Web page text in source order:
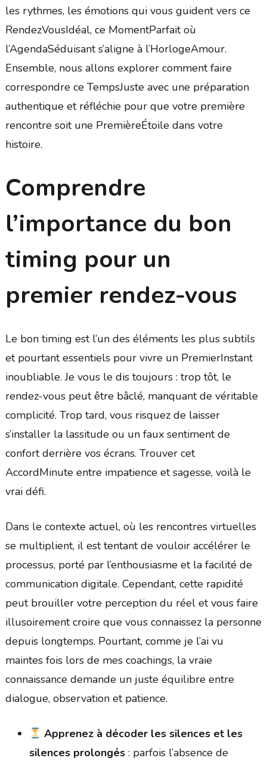
les rythmes, les émotions qui vous guident vers ce
RendezVousIdéal, ce MomentParfait où
l’AgendaSéduisant s’aligne à l’HorlogeAmour.
Ensemble, nous allons explorer comment faire
correspondre ce TempsJuste avec une préparation
authentique et réfléchie pour que votre première
rencontre soit une PremièreÉtoile dans votre
histoire.
Comprendre
l’importance du bon
timing pour un
premier rendez-vous
Le bon timing est l’un des éléments les plus subtils
et pourtant essentiels pour vivre un PremierInstant
inoubliable. Je vous le dis toujours : trop tôt, le
rendez-vous peut être bâclé, manquant de véritable
complicité. Trop tard, vous risquez de laisser
s’installer la lassitude ou un faux sentiment de
confort derrière vos écrans. Trouver cet
AccordMinute entre impatience et sagesse, voilà le
vrai défi.
Dans le contexte actuel, où les rencontres virtuelles
se multiplient, il est tentant de vouloir accélérer le
processus, porté par l’enthousiasme et la facilité de
communication digitale. Cependant, cette rapidité
peut brouiller votre perception du réel et vous faire
illusoirement croire que vous connaissez la personne
depuis longtemps. Pourtant, comme je l’ai vu
maintes fois lors de mes coachings, la vraie
connaissance demande un juste équilibre entre
dialogue, observation et patience.
Apprenez à décoder les silences et les
silences prolongés: parfois l’absence de